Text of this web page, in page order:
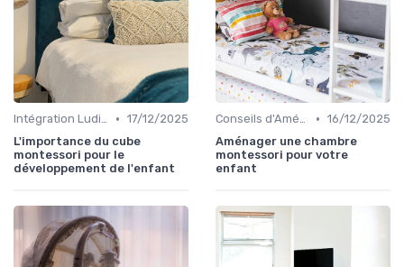
Intégration Ludique et Éducative • 17/12/2025
L'importance du cube
montessori pour le
développement de l'enfant
Conseils d'Aménagement de Chambre d'Enfant • 16/12/2025
Aménager une chambre
montessori pour votre
enfant